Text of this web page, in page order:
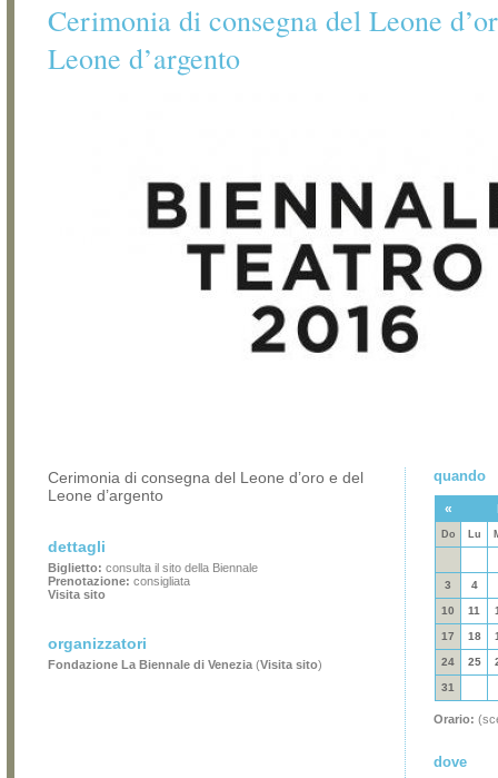
Cerimonia di consegna del Leone
Leone d’argento
Cerimonia di consegna del Leone d’oro e del
Leone d’argento
dettagli
Biglietto: consulta il sito della Biennale
Prenotazione: consigliata
Visita sito
organizzatori
Fondazione La Biennale di Venezia (Visita sito)
quando
«
Do Lu
3 4
10 11
17 18
24 25
31
Orario:
dove